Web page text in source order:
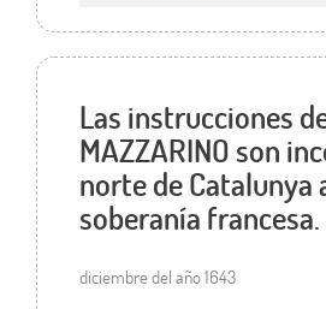
Las instrucciones
MAZZARINO son
norte de Catalunya
soberanía francesa.
diciembre del año 1643